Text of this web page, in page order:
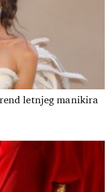
letnjeg manikira